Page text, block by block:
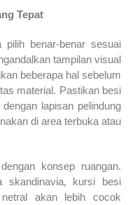
Tepat
benar-benar sesuai
tampilan visual
beberapa hal sebelum
material. Pastikan besi
lapisan pelindung
di area terbuka atau
konsep ruangan.
skandinavia, kursi besi
akan lebih cocok